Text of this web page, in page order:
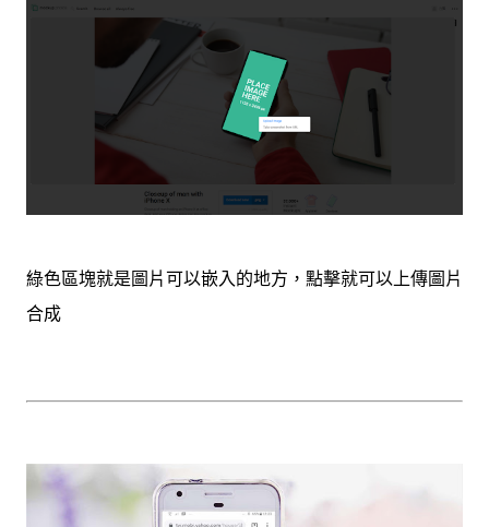
綠色區塊就是圖片可以嵌入的地方，點擊就可以上傳圖片
合成